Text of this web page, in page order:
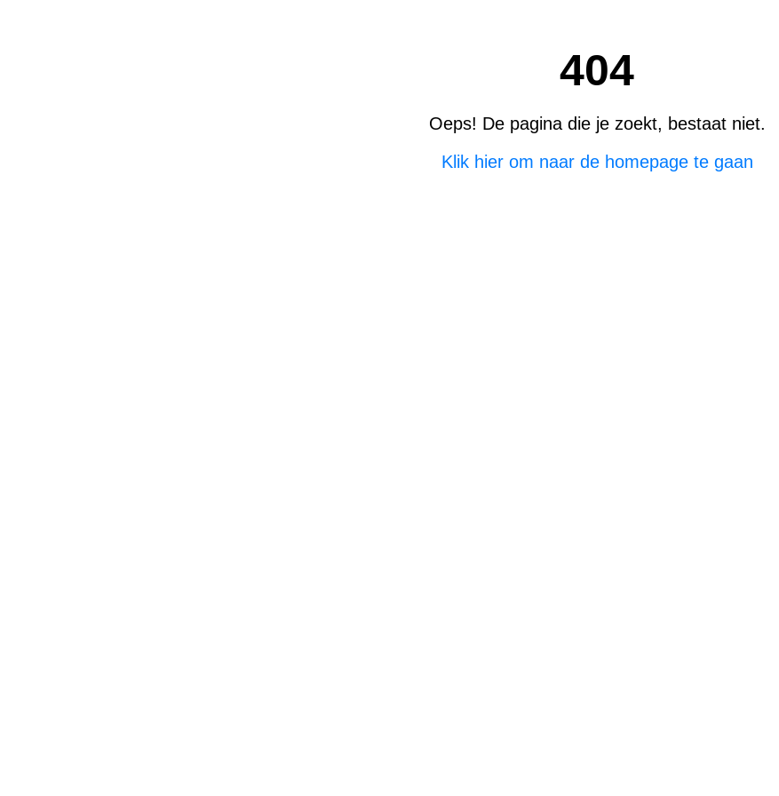
404
Oeps! De pagina die je zoekt, bestaat niet.
Klik hier om naar de homepage te gaan